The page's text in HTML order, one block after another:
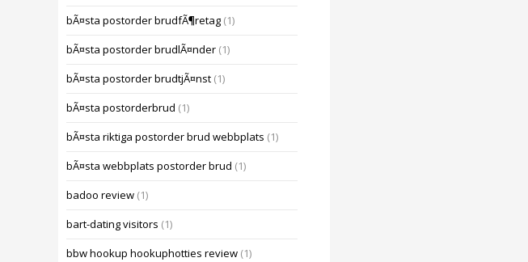
bÃ¤sta postorder brudfÃ¶retag (1)
bÃ¤sta postorder brudlÃ¤nder (1)
bÃ¤sta postorder brudtjÃ¤nst (1)
bÃ¤sta postorderbrud (1)
bÃ¤sta riktiga postorder brud webbplats (1)
bÃ¤sta webbplats postorder brud (1)
badoo review (1)
bart-dating visitors (1)
bbw hookup hookuphotties review (1)